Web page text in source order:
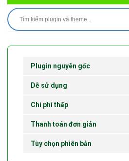
Plugin nguyên gốc
Dễ sử dụng
Chi phí thấp
Thanh toán đơn giản
Tùy chọn phiên bản